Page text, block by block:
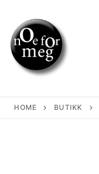
content
HOME BUTIKK